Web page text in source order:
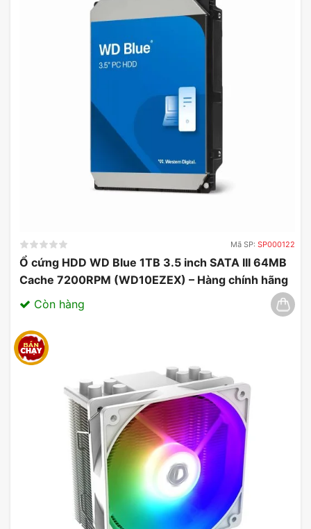
MSI Z790 Gaming Plus Wifi được trang bị các giải
pháp tản nhiệt tinh vi, bao gồm heatsink lớn và các
khe thoát khí được tối ưu hóa.
Tính năng tản nhiệt giúp giữ cho các linh kiện luôn
mát mẻ ngay cả khi hoạt động dưới tải nặng, đảm
cho các linh kiện khác trong máy tính.
Mã SP: SP000122
Ổ cứng HDD WD Blue 1TB 3.5 inch SATA III 64MB
Cache 7200RPM (WD10EZEX) – Hàng chính hãng
03/2025
Còn hàng